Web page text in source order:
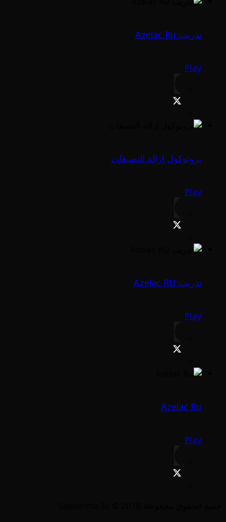
تدريب Azelac Ru
Play
بروتوكول إزالة التصبغات
Play
تدريب Azelac RU
Play
Azelac Ru
Play